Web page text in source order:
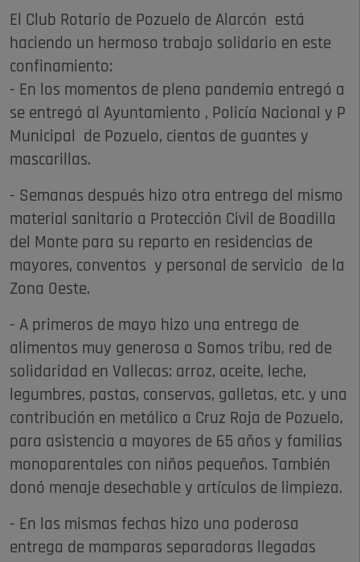
El Club Rotario de Pozuelo de Alarcón está
haciendo un hermoso trabajo solidario en este
confinamiento:
- En los momentos de plena pandemia entregó a
se entregó al Ayuntamiento , Policía Nacional y P
Municipal de Pozuelo, cientos de guantes y
mascarillas.
- Semanas después hizo otra entrega del mismo
material sanitario a Protección Civil de Boadilla
del Monte para su reparto en residencias de
mayores, conventos y personal de servicio de la
Zona Oeste.
- A primeros de mayo hizo una entrega de
alimentos muy generosa a Somos tribu, red de
solidaridad en Vallecas: arroz, aceite, leche,
legumbres, pastas, conservas, galletas, etc. y una
contribución en metálico a Cruz Roja de Pozuelo,
para asistencia a mayores de 65 años y familias
monoparentales con niños pequeños. También
donó menaje desechable y artículos de limpieza.
- En las mismas fechas hizo una poderosa
entrega de mamparas separadoras llegadas